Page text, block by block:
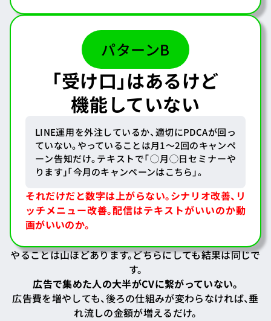
パターンB
「受け口」はあるけど
機能していない
LINE運用を外注しているか、適切にPDCAが回っ
ていない。やっていることは月1〜2回のキャンペ
ーン告知だけ。テキストで「◯月◯日セミナーや
ります」「今月のキャンペーンはこちら」。
それだけだと数字は上がらない。シナリオ改善、リ
ッチメニュー改善。配信はテキストがいいのか動
画がいいのか。
やることは山ほどあります。どちらにしても結果は同じで
す。
広告で集めた人の大半がCVに繋がっていない。
広告費を増やしても、後ろの仕組みが変わらなければ、垂
れ流しの金額が増えるだけ。